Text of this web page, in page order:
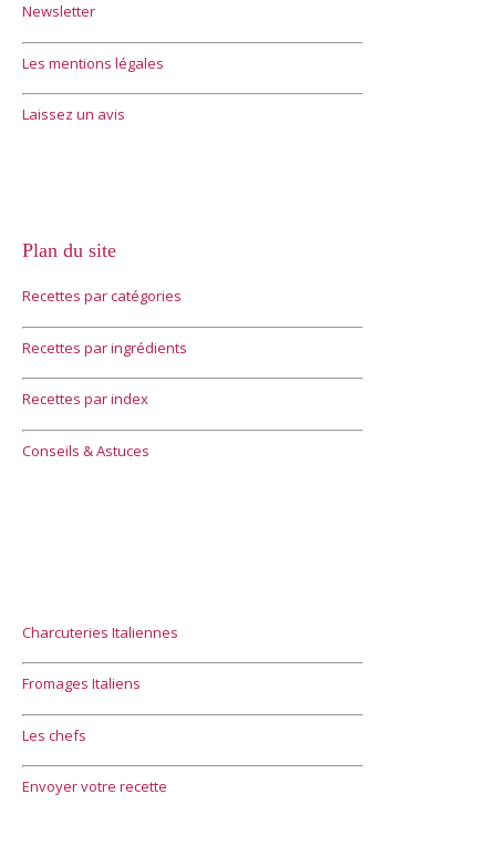
Newsletter
Les mentions légales
Laissez un avis
Plan du site
Recettes par catégories
Recettes par ingrédients
Recettes par index
Conseils & Astuces
Charcuteries Italiennes
Fromages Italiens
Les chefs
Envoyer votre recette